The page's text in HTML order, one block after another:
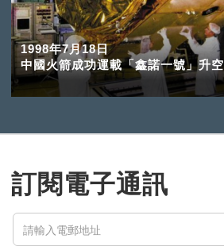
1998年7月18日
中國火箭成功運載「鑫諾一號」升空
訂閱電子通訊